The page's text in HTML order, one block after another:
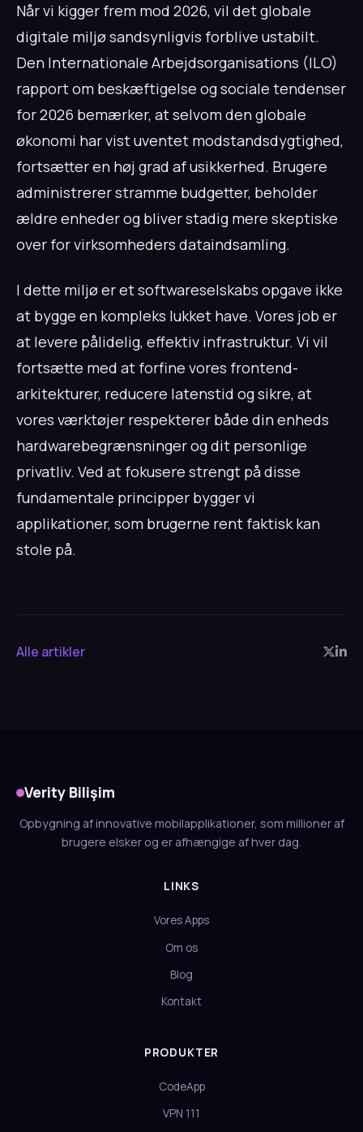
Når vi kigger frem mod 2026, vil det globale
digitale miljø sandsynligvis forblive ustabilt.
Den Internationale Arbejdsorganisations (ILO)
rapport om beskæftigelse og sociale tendenser
for 2026 bemærker, at selvom den globale
økonomi har vist uventet modstandsdygtighed,
fortsætter en høj grad af usikkerhed. Brugere
administrerer stramme budgetter, beholder
ældre enheder og bliver stadig mere skeptiske
over for virksomheders dataindsamling.
I dette miljø er et softwareselskabs opgave ikke
at bygge en kompleks lukket have. Vores job er
at levere pålidelig, effektiv infrastruktur. Vi vil
fortsætte med at forfine vores frontend-
arkitekturer, reducere latenstid og sikre, at
vores værktøjer respekterer både din enheds
hardwarebegrænsninger og dit personlige
privatliv. Ved at fokusere strengt på disse
fundamentale principper bygger vi
applikationer, som brugerne rent faktisk kan
stole på.
Alle artikler
Verity Bilişim
Opbygning af innovative mobilapplikationer, som millioner af
brugere elsker og er afhængige af hver dag.
LINKS
Vores Apps
Om os
Blog
Kontakt
PRODUKTER
CodeApp
VPN 111